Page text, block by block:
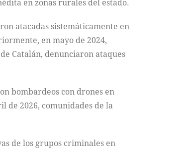
en zonas rurales del estado.
atacadas sistemáticamente en
en mayo de 2024,
Catalán, denunciaron ataques
bombardeos con drones en
de 2026, comunidades de la
de los grupos criminales en